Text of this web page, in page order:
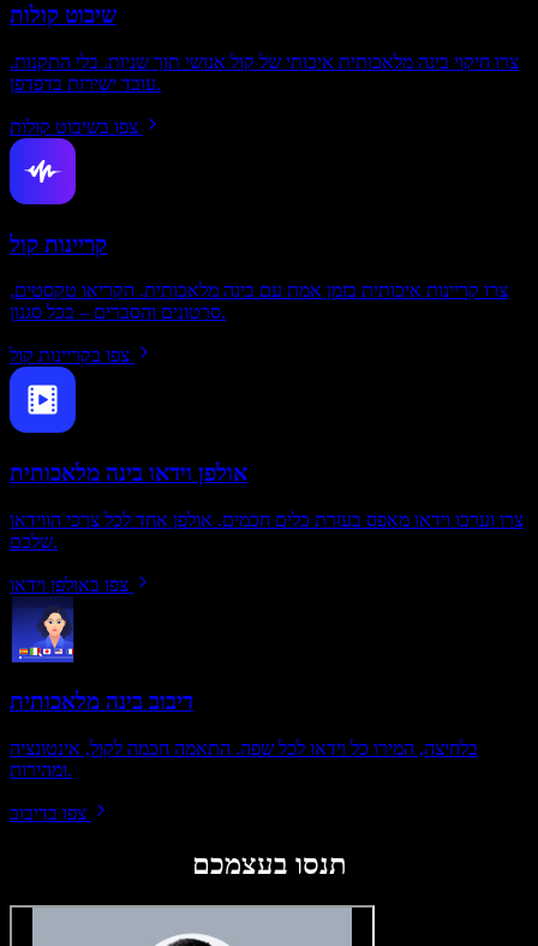
שיבוט קולות
צרו חיקוי בינה מלאכותית איכותי של קול אנושי תוך שניות. בלי התקנות.
עובד ישירות בדפדפן.
צפו בשיבוט קולות
קריינות קול
צרו קריינות איכותית בזמן אמת עם בינה מלאכותית. הקריאו טקסטים,
סרטונים והסברים – בכל סגנון.
צפו בקריינות קול
אולפן וידאו בינה מלאכותית
צרו וערכו וידאו מאפס בעזרת כלים חכמים. אולפן אחד לכל צרכי הווידאו
שלכם.
צפו באולפן וידאו
דיבוב בינה מלאכותית
בלחיצה, המירו כל וידאו לכל שפה. התאמה חכמה לקול, אינטונציה
ומהירות.
צפו בדיבוב
תנסו בעצמכם